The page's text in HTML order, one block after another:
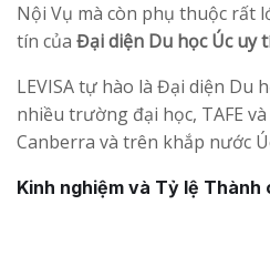
Nội Vụ mà còn phụ thuộc rất
tín của Đại diện Du học Úc uy
LEVISA tự hào là Đại diện Du
nhiều trường đại học, TAFE
Canberra và trên khắp nước
Kinh nghiệm và Tỷ lệ